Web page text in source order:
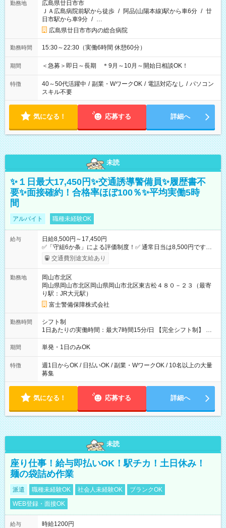
勤務地
広島県廿日市市
ＪＡ広島病院前駅から徒歩 / 阿品(山陽本線)駅から車6分 / 廿
日市駅から車9分 / …
広島県廿日市市内の総合病院
勤務時間 15:30～22:30（実働6時間 休憩60分）
期間 ＜急募＞即日～長期 ＊9月～10月～開始日相談OK！
特徴 40～50代活躍中 / 副業・WワークOK / 電話対応なし / パソコン
スキル不要
気になる！ 応募する 詳細へ
未読
✨１日最大17,450円✨交通誘導警備員✨履歴書不
要✨面接確約！合格率ほぼ100％✨平均実働5時
間
アルバイト 職種未経験OK
給与
日給8,500円～17,450円
✅「守組6か条」による評価制度！✅ 通常日当は8,500円ですが
上記評価制度により「S級隊員」と認定されれば10,000円の日当
を支給します。 (1)上記勤務者が交通2級資格者の場合10,000円
14,375円 (3)上記現場が日祝深夜の場合 17,250円 (4)上記勤務
者が現場までの運転者の場合17,250+200円＝17,450円 -----------
------------------------------- *最高日当額 17,450円* （実働時間5
時間の場合、時給3,490円） ------------------------------------------ よ
り上位の資格取得やリーダー手当を取得すると ”さらに”加算さ
れます！ ※日当支給時振込手数料等は一切ありません。 【試用
期間】試用期間なし
交通費別途支給あり
勤務地
岡山市北区
岡山県岡山市北区岡山県岡山市北区東古松４８０－２３（最寄
り駅：JR大元駅）
富士警備保障株式会社
勤務時間
シフト制
1日あたりの実働時間：最大7時間15分/日 【完全シフト制】 例
(1) 8：00~17:00（休憩１h） 例(2) 13:00~16:00（早上がりでも
全額支給！） 例(3) 21:00~5:00（夜勤なら日当1.25倍！！）
期間 単発・1日のみOK
特徴
週1日からOK / 日払いOK / 副業・WワークOK / 10名以上の大量
募集
気になる！ 応募する 詳細へ
未読
座り仕事！給与即払いOK！駅チカ！土日休み！
麺の袋詰め作業
派遣 職種未経験OK 社会人未経験OK
ブランクOK
WEB登録・面接OK
給与
時給1200円